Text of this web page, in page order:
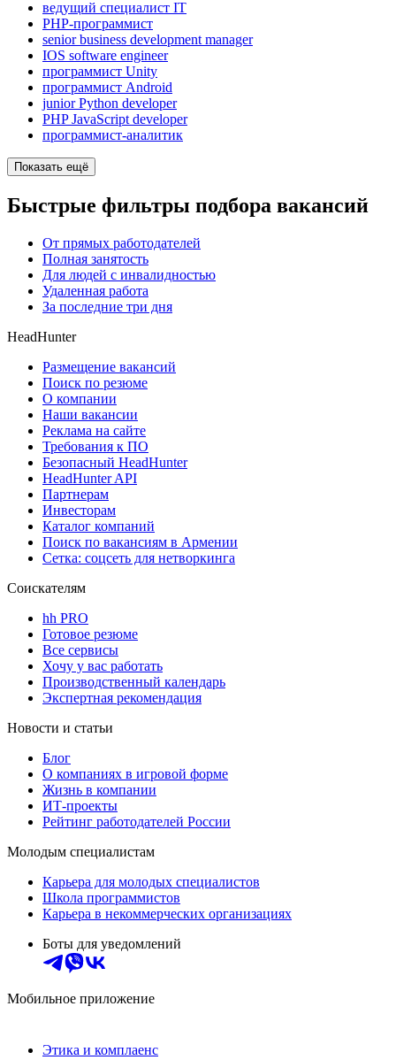
ведущий специалист IT
PHP-программист
senior business development manager
IOS software engineer
программист Unity
программист Android
junior Python developer
PHP JavaScript developer
программист-аналитик
Показать ещё
Быстрые фильтры подбора вакансий
От прямых работодателей
Полная занятость
Для людей с инвалидностью
Удаленная работа
За последние три дня
HeadHunter
Размещение вакансий
Поиск по резюме
О компании
Наши вакансии
Реклама на сайте
Требования к ПО
Безопасный HeadHunter
HeadHunter API
Партнерам
Инвесторам
Каталог компаний
Поиск по вакансиям в Армении
Сетка: соцсеть для нетворкинга
Соискателям
hh PRO
Готовое резюме
Все сервисы
Хочу у вас работать
Производственный календарь
Экспертная рекомендация
Новости и статьи
Блог
О компаниях в игровой форме
Жизнь в компании
ИТ-проекты
Рейтинг работодателей России
Молодым специалистам
Карьера для молодых специалистов
Школа программистов
Карьера в некоммерческих организациях
Боты для уведомлений
Мобильное приложение
Этика и комплаенс